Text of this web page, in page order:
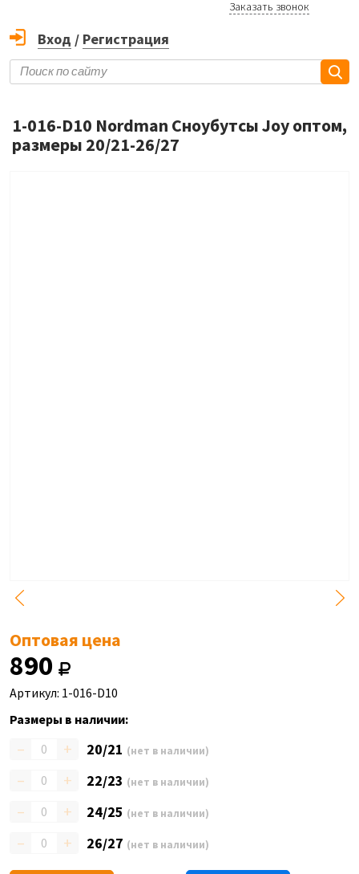
Заказать звонок
Вход / Регистрация
1-016-D10 Nordman Сноубутсы Joy оптом,
размеры 20/21-26/27
Оптовая цена
890
Артикул: 1-016-D10
Размеры в наличии:
– + 20/21 (нет в наличии)
– + 22/23 (нет в наличии)
– + 24/25 (нет в наличии)
– + 26/27 (нет в наличии)